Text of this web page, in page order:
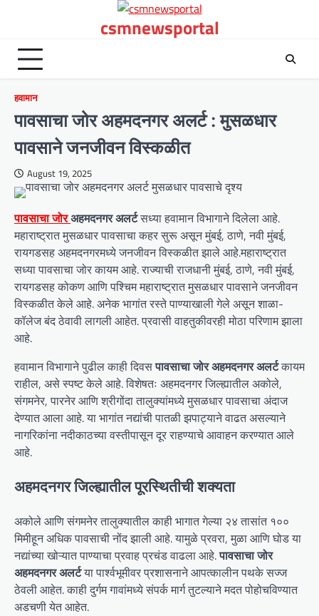
csmnewsportal
हवामान
पावसाचा जोर अहमदनगर अलर्ट : मुसळधार
पावसाने जनजीवन विस्कळीत
August 19, 2025
पावसाचा जोरअहमदनगर अलर्टसध्या हवामान विभागाने दिलेला आहे.
महाराष्ट्रात मुसळधार पावसाचा कहर सुरू असून मुंबई, ठाणे, नवी मुंबई,
रायगडसह अहमदनगरमध्ये जनजीवन विस्कळीत झाले आहे.महाराष्ट्रात
सध्या पावसाचा जोर कायम आहे. राज्याची राजधानी मुंबई, ठाणे, नवी मुंबई,
रायगडसह कोकण आणि पश्चिम महाराष्ट्रात मुसळधार पावसाने जनजीवन
विस्कळीत केले आहे. अनेक भागांत रस्ते पाण्याखाली गेले असून शाळा-
कॉलेज बंद ठेवावी लागली आहेत. प्रवासी वाहतुकीवरही मोठा परिणाम झाला
आहे.
हवामान विभागाने पुढील काही दिवसपावसाचा जोर अहमदनगर अलर्टकायम
राहील, असे स्पष्ट केले आहे. विशेषतः अहमदनगर जिल्ह्यातील अकोले,
संगमनेर, पारनेर आणि श्रीगोंदा तालुक्यांमध्ये मुसळधार पावसाचा अंदाज
देण्यात आला आहे. या भागांत नद्यांची पातळी झपाट्याने वाढत असल्याने
नागरिकांना नदीकाठच्या वस्तीपासून दूर राहण्याचे आवाहन करण्यात आले
आहे.
अहमदनगर जिल्ह्यातील पूरस्थितीची शक्यता
अकोले आणि संगमनेर तालुक्यातील काही भागात गेल्या २४ तासांत १००
मिमीहून अधिक पावसाची नोंद झाली आहे. यामुळे प्रवरा, मुळा आणि घोड या
नद्यांच्या खोऱ्यात पाण्याचा प्रवाह प्रचंड वाढला आहे.पावसाचा जोर
अहमदनगर अलर्टया पार्श्वभूमीवर प्रशासनाने आपत्कालीन पथके सज्ज
ठेवली आहेत. काही दुर्गम गावांमध्ये संपर्क मार्ग तुटल्याने मदत पोहोचविण्यात
अडचणी येत आहेत.